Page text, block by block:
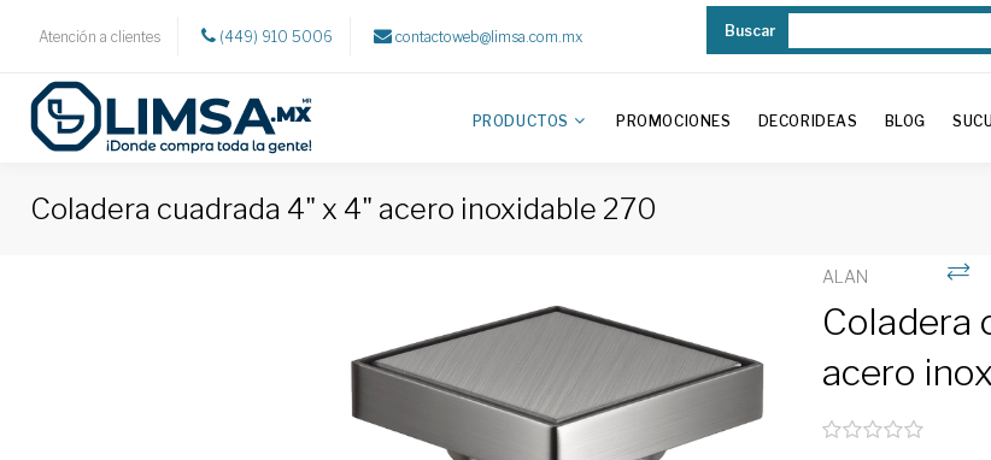
Atención a clientes (449) 910 5006 contactoweb@limsa.com.mx Buscar
PRODUCTOS PROMOCIONES DECORIDEAS BLOG
Coladera cuadrada 4" x 4" acero inoxidable 270
ALAN
Coladera
acero